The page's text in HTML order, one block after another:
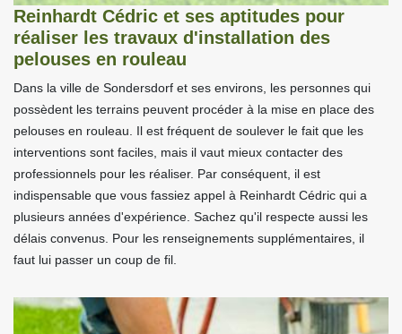
Reinhardt Cédric et ses aptitudes pour
réaliser les travaux d'installation des
pelouses en rouleau
Dans la ville de Sondersdorf et ses environs, les personnes qui
possèdent les terrains peuvent procéder à la mise en place des
pelouses en rouleau. Il est fréquent de soulever le fait que les
interventions sont faciles, mais il vaut mieux contacter des
professionnels pour les réaliser. Par conséquent, il est
indispensable que vous fassiez appel à Reinhardt Cédric qui a
plusieurs années d'expérience. Sachez qu'il respecte aussi les
délais convenus. Pour les renseignements supplémentaires, il
faut lui passer un coup de fil.